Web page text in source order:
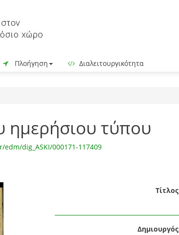
Πλοήγηση Διαλειτουργικότητα
ημερήσιου τύπου
dig_ASKI/000171-117409
Τίτλος
Δημιουργός